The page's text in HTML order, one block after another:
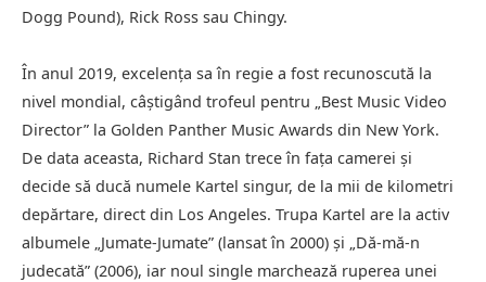
Dogg Pound), Rick Ross sau Chingy.
În anul 2019, excelența sa în regie a fost recunoscută la
nivel mondial, câștigând trofeul pentru „Best Music Video
Director” la Golden Panther Music Awards din New York.
De data aceasta, Richard Stan trece în fața camerei și
decide să ducă numele Kartel singur, de la mii de kilometri
depărtare, direct din Los Angeles. Trupa Kartel are la activ
albumele „Jumate-Jumate” (lansat în 2000) și „Dă-mă-n
judecată” (2006), iar noul single marchează ruperea unei